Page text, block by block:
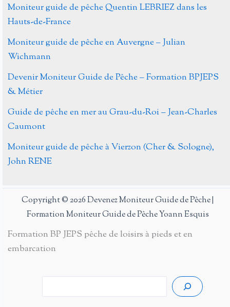
Moniteur guide de pêche Quentin LEBRIEZ dans les
Hauts-de-France
Moniteur guide de pêche en Auvergne – Julian
Wichmann
Devenir Moniteur Guide de Pêche – Formation BPJEPS
& Métier
Guide de pêche en mer au Grau-du-Roi – Jean-Charles
Caumont
Moniteur guide de pêche à Vierzon (Cher & Sologne),
John RENE
Copyright © 2026 Devenez Moniteur Guide de Pêche |
Formation Moniteur Guide de Pêche Yoann Esquis
Formation BP JEPS pêche de loisirs à pieds et en
embarcation